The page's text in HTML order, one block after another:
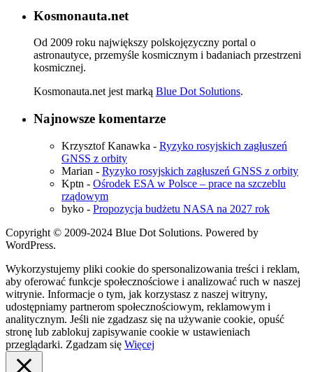
Kosmonauta.net
Od 2009 roku największy polskojęzyczny portal o
astronautyce, przemyśle kosmicznym i badaniach przestrzeni
kosmicznej.
Kosmonauta.net jest marką Blue Dot Solutions.
Najnowsze komentarze
Krzysztof Kanawka - Ryzyko rosyjskich zagłuszeń
GNSS z orbity
Marian - Ryzyko rosyjskich zagłuszeń GNSS z orbity
Kptn - Ośrodek ESA w Polsce – prace na szczeblu
rządowym
byko - Propozycja budżetu NASA na 2027 rok
Copyright © 2009-2024 Blue Dot Solutions. Powered by
WordPress.
Wykorzystujemy pliki cookie do spersonalizowania treści i reklam,
aby oferować funkcje społecznościowe i analizować ruch w naszej
witrynie. Informacje o tym, jak korzystasz z naszej witryny,
udostępniamy partnerom społecznościowym, reklamowym i
analitycznym. Jeśli nie zgadzasz się na używanie cookie, opuść
stronę lub zablokuj zapisywanie cookie w ustawieniach
przeglądarki. Zgadzam się Więcej